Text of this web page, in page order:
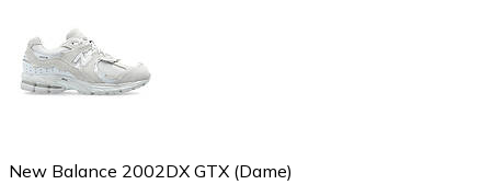
New Balance 2002DX GTX (Dame)